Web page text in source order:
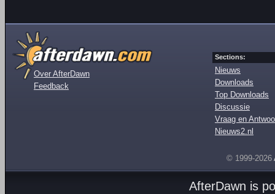
Over AfterDawn
Feedback
Sections:
Nieuws
Downloads
Top Downloads
Discussie
Vraag en
Nieuws2.nl
© 1999-2026
AfterDawn is